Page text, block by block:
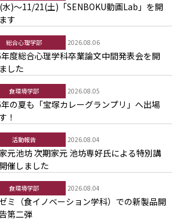
)～11/21(土)「SENBOKU動画Lab」を開
す
総合心理学部 2026.08.06
度総合心理学科卒業論文中間発表会を開
した
食環境学部 2026.08.05
の夏も「宝塚カレーグランプリ」へ出場
！
活動報告 2026.08.04
元池坊 次期家元 池坊専好氏による特別講
催しました
食環境学部 2026.08.04
ミ（食イノベーション学科）での新製品開
第二弾